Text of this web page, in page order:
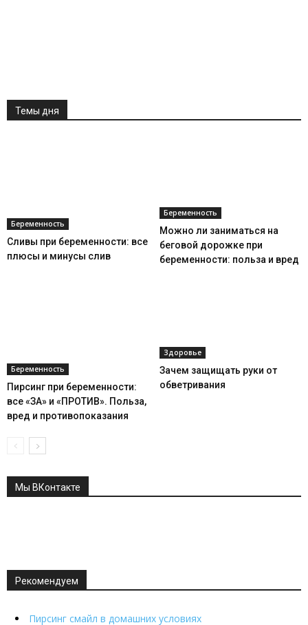
Темы дня
Беременность
Сливы при беременности: все
плюсы и минусы слив
Беременность
Можно ли заниматься на
беговой дорожке при
беременности: польза и вред
Беременность
Пирсинг при беременности:
все «ЗА» и «ПРОТИВ». Польза,
вред и противопоказания
Здоровье
Зачем защищать руки от
обветривания
Мы ВКонтакте
Рекомендуем
Пирсинг смайл в домашних условиях